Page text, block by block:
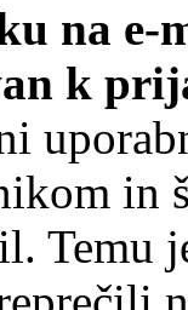
na e-
k
in
Temu